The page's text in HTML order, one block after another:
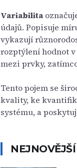
Variabilita
údajů. Popisuje
vykazují
rozptýlení hodnot
mezi prvky,
Tento pojem se
kvality, ke
systému, a